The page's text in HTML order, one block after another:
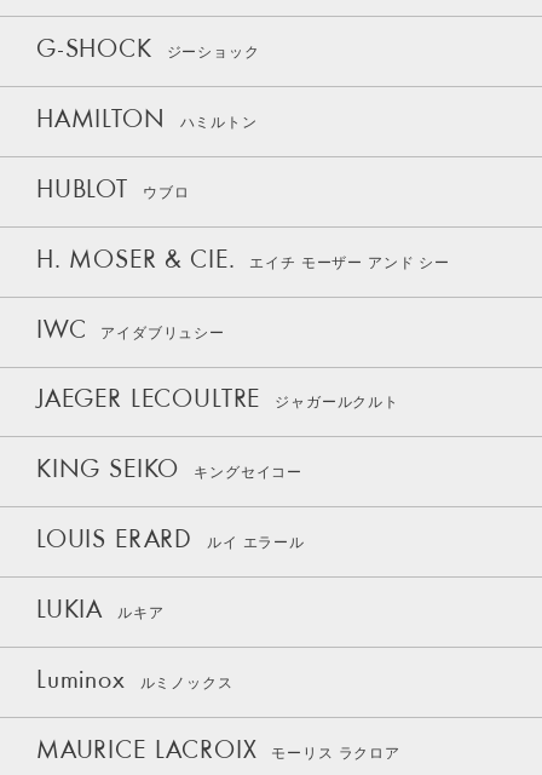
G-SHOCK ジーショック
HAMILTON ハミルトン
HUBLOT ウブロ
H. MOSER & CIE. エイチ モーザー アンド シー
IWC アイダブリュシー
JAEGER LECOULTRE ジャガールクルト
KING SEIKO キングセイコー
LOUIS ERARD ルイ エラール
LUKIA ルキア
Luminox ルミノックス
MAURICE LACROIX モーリス ラクロア